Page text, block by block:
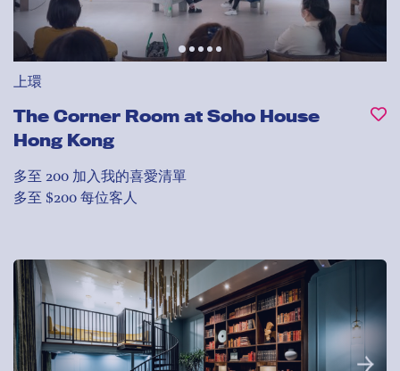
上環
The Corner Room at Soho House
Hong Kong
多至 200 加入我的喜愛清單
多至 $200 每位客人